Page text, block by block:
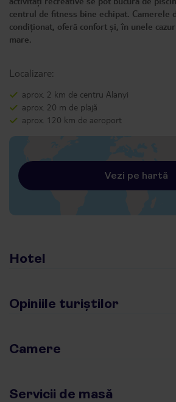
centrul de fitness bine echipat. Camerele
condiționat, oferă confort și, în unele
mare.
Localizare:
aprox. 2 km de centru Alanyi
aprox. 20 m de plajă
aprox. 120 km de aeroport
Vezi pe hartă
Hotel
Opiniile turiștilor
Camere
Servicii de masă